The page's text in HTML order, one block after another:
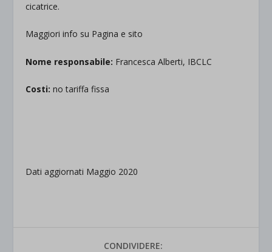
cicatrice.
Maggiori info su Pagina e sito
Nome responsabile: Francesca Alberti, IBCLC
Costi: no tariffa fissa
Dati aggiornati Maggio 2020
CONDIVIDERE: